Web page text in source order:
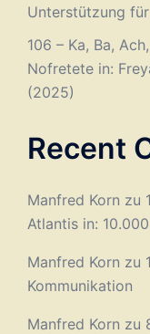
Unterstützung
106 – Ka, Ba,
Nofretete in:
(2025)
Recent
Manfred Korn zu
Atlantis in:
Manfred Korn zu
Kommunikation
Manfred Korn zu